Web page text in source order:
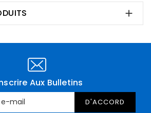

Aux Bulletins